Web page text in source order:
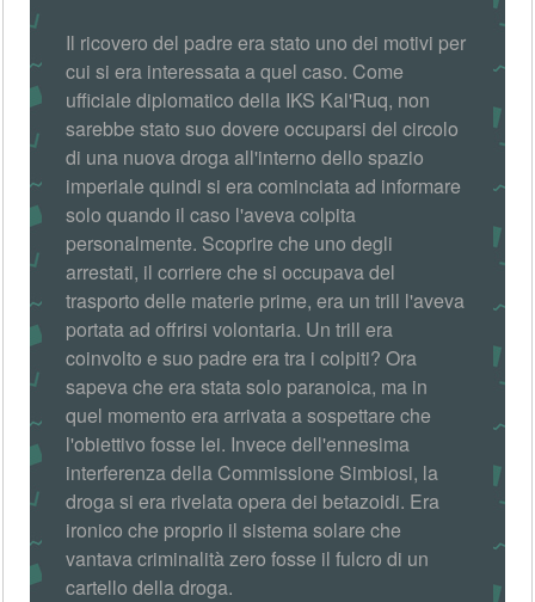
Il ricovero del padre era stato uno dei motivi per
cui si era interessata a quel caso. Come
ufficiale diplomatico della IKS Kal'Ruq, non
sarebbe stato suo dovere occuparsi del circolo
di una nuova droga all'interno dello spazio
imperiale quindi si era cominciata ad informare
solo quando il caso l'aveva colpita
personalmente. Scoprire che uno degli
arrestati, il corriere che si occupava del
trasporto delle materie prime, era un trill l'aveva
portata ad offrirsi volontaria. Un trill era
coinvolto e suo padre era tra i colpiti? Ora
sapeva che era stata solo paranoica, ma in
quel momento era arrivata a sospettare che
l'obiettivo fosse lei. Invece dell'ennesima
interferenza della Commissione Simbiosi, la
droga si era rivelata opera dei betazoidi. Era
ironico che proprio il sistema solare che
vantava criminalità zero fosse il fulcro di un
cartello della droga.